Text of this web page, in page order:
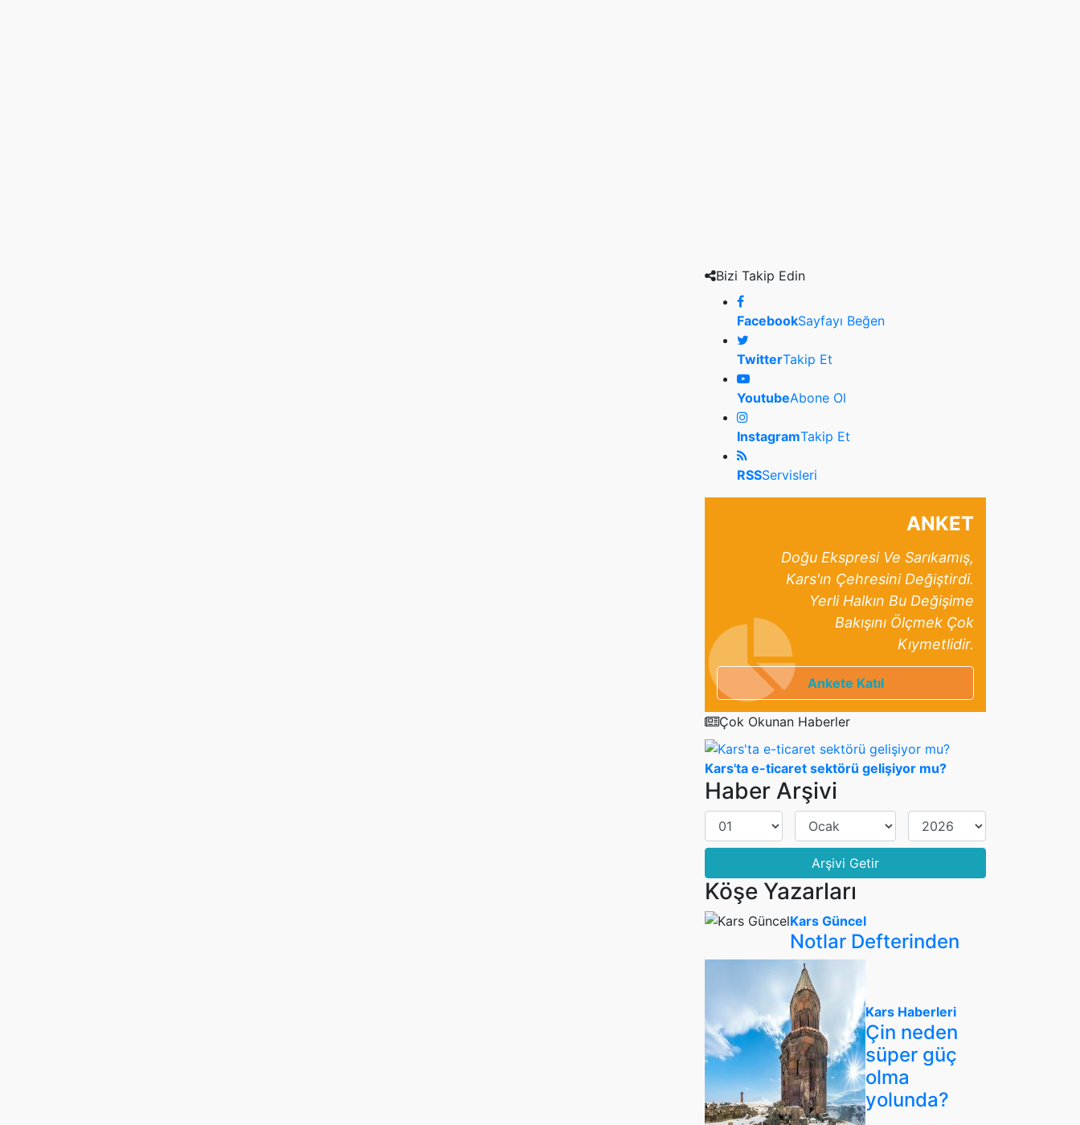
Bizi Takip Edin
FacebookSayfayı Beğen
TwitterTakip Et
YoutubeAbone Ol
InstagramTakip Et
RSSServisleri
ANKET
Doğu Ekspresi Ve Sarıkamış,
Kars'ın Çehresini Değiştirdi.
Yerli Halkın Bu Değişime
Bakışını Ölçmek Çok
Kıymetlidir.
Ankete Katıl
Çok Okunan Haberler
Kars'ta e-ticaret sektörü gelişiyor mu?
Haber Arşivi
Arşivi Getir
Köşe Yazarları
Kars Güncel
Notlar Defterinden
Kars Haberleri
Çin neden
süper güç
olma
yolunda?